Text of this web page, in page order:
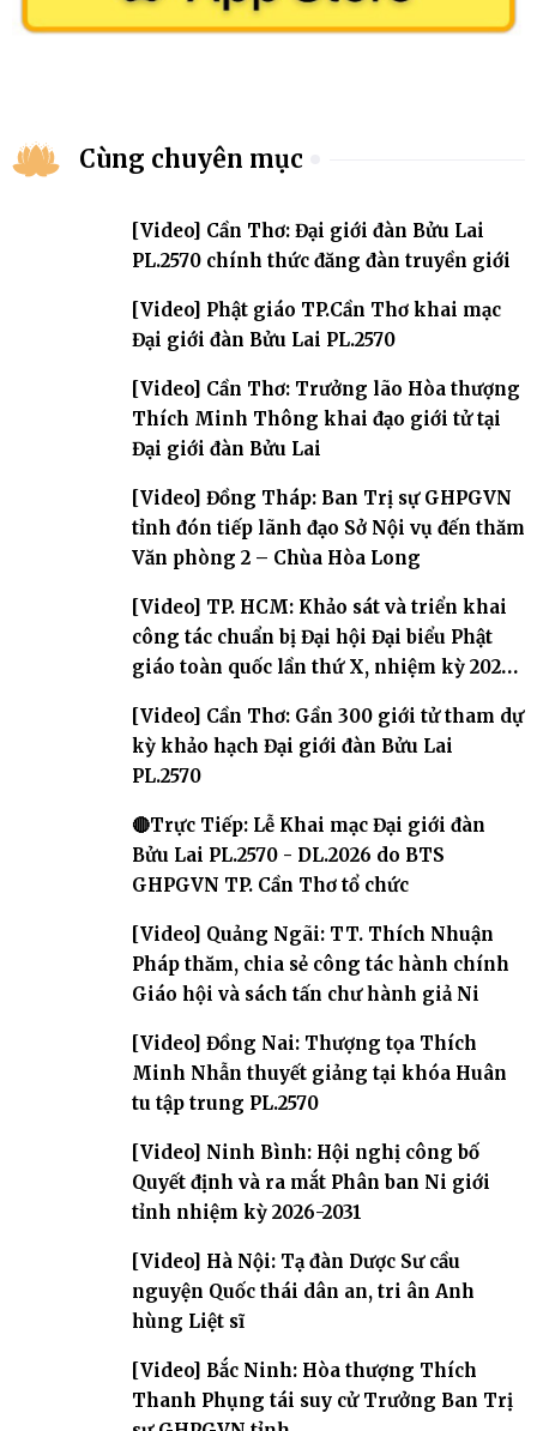
Cùng chuyên mục
[Video] Cần Thơ: Đại giới đàn Bửu Lai
PL.2570 chính thức đăng đàn truyền giới
[Video] Phật giáo TP.Cần Thơ khai mạc
Đại giới đàn Bửu Lai PL.2570
[Video] Cần Thơ: Trưởng lão Hòa thượng
Thích Minh Thông khai đạo giới tử tại
Đại giới đàn Bửu Lai
[Video] Đồng Tháp: Ban Trị sự GHPGVN
tỉnh đón tiếp lãnh đạo Sở Nội vụ đến thăm
Văn phòng 2 – Chùa Hòa Long
[Video] TP. HCM: Khảo sát và triển khai
công tác chuẩn bị Đại hội Đại biểu Phật
giáo toàn quốc lần thứ X, nhiệm kỳ 2026-
[Video] Cần Thơ: Gần 300 giới tử tham dự
kỳ khảo hạch Đại giới đàn Bửu Lai
PL.2570
🔴Trực Tiếp: Lễ Khai mạc Đại giới đàn
Bửu Lai PL.2570 - DL.2026 do BTS
GHPGVN TP. Cần Thơ tổ chức
[Video] Quảng Ngãi: TT. Thích Nhuận
Pháp thăm, chia sẻ công tác hành chính
Giáo hội và sách tấn chư hành giả Ni
[Video] Đồng Nai: Thượng tọa Thích
Minh Nhẫn thuyết giảng tại khóa Huân
tu tập trung PL.2570
[Video] Ninh Bình: Hội nghị công bố
Quyết định và ra mắt Phân ban Ni giới
tỉnh nhiệm kỳ 2026-2031
[Video] Hà Nội: Tạ đàn Dược Sư cầu
nguyện Quốc thái dân an, tri ân Anh
hùng Liệt sĩ
[Video] Bắc Ninh: Hòa thượng Thích
Thanh Phụng tái suy cử Trưởng Ban Trị